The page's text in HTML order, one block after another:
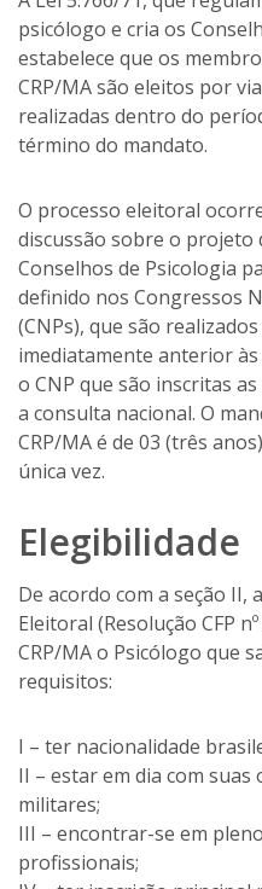
psicólogo e cria os
estabelece que os
CRP/MA são eleitos por
realizadas dentro do
término do mandato.
O processo eleitoral
discussão sobre o projeto
Conselhos de Psicologia
definido nos Congressos
(CNPs), que são
imediatamente anterior
o CNP que são inscritas
a consulta nacional. O
CRP/MA é de 03 (três
única vez.
Elegibilidade
De acordo com a seção II,
Eleitoral (Resolução CFP
CRP/MA o Psicólogo que
requisitos:
I – ter nacionalidade
II – estar em dia com
militares;
III – encontrar-se em
profissionais;